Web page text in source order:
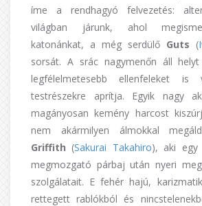
íme a rendhagyó felvezetés:
világban járunk, ahol
katonánkat, a még serdülő Guts (
sorsát. A srác nagymenőn áll
legfélelmetesebb ellenfeleket is
testrészekre aprítja. Egyik nagy
magányosan kemény harcost
nem akármilyen álmokkal
Griffith (Sakurai Takahiro), aki
megmozgató párbaj után nyeri
szolgálatait. E fehér hajú,
rettegett rablókból és